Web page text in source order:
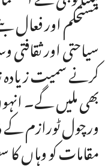
مستحکم اور فعال
سیاحتی اور ثقافتی
کرنے سمیت زیادہ
بھی ملیں گے۔
ورچول ٹورازم کے
مقامات کو وہاں کا